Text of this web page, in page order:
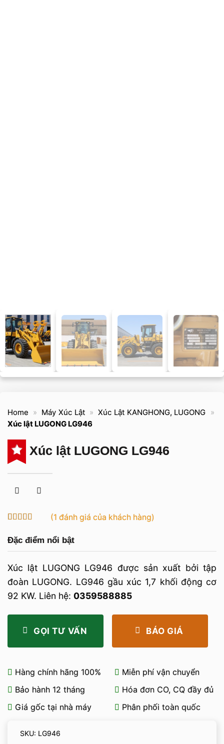
Home » Máy Xúc Lật » Xúc Lật KANGHONG, LUGONG
»
Xúc lật LUGONG LG946
Xúc lật LUGONG LG946
trênđánh
giá
(1 đánh giá của khách hàng)
Đặc điểm nổi bật
Xúc lật LUGONG LG946 được sản xuất bởi tập
đoàn LUGONG. LG946 gầu xúc 1,7 khối động cơ
92 KW. Liên hệ: 0359588885
GỌI TƯ VẤN BÁO GIÁ
Hàng chính hãng 100%
Miễn phí vận chuyển
Bảo hành 12 tháng
Hóa đơn CO, CQ đầy đủ
Giá gốc tại nhà máy
Phân phối toàn quốc
SKU: LG946